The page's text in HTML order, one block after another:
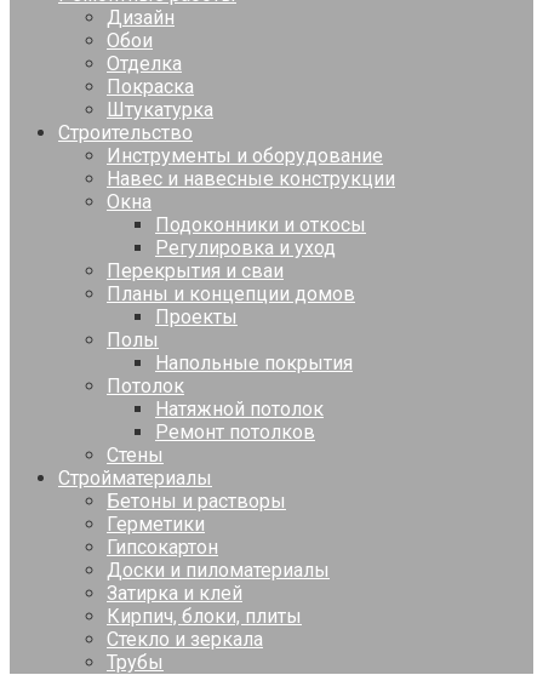
Дизайн
Обои
Отделка
Покраска
Штукатурка
Строительство
Инструменты и оборудование
Навес и навесные конструкции
Окна
Подоконники и откосы
Регулировка и уход
Перекрытия и сваи
Планы и концепции домов
Проекты
Полы
Напольные покрытия
Потолок
Натяжной потолок
Ремонт потолков
Стены
Стройматериалы
Бетоны и растворы
Герметики
Гипсокартон
Доски и пиломатериалы
Затирка и клей
Кирпич, блоки, плиты
Стекло и зеркала
Трубы